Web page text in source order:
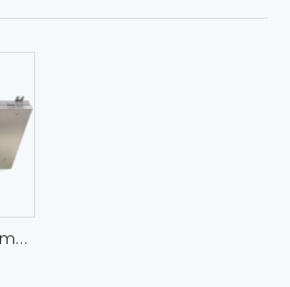
Enfriador de salmuera para cámara fría pequeño y en ángulo compacto